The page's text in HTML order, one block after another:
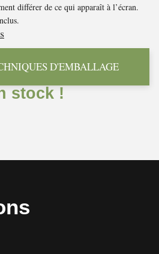
différer de ce qui apparaît à l’écran.
D'EMBALLAGE
stock !